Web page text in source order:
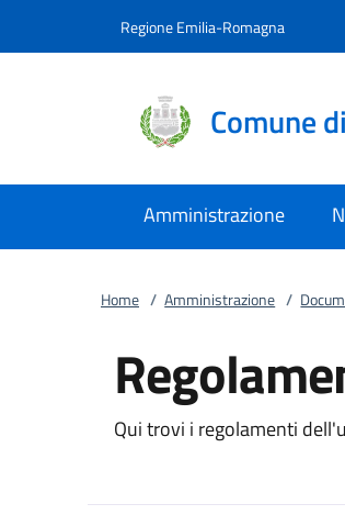
Regione Emilia-Romagna
Comune
Amministrazione
Home / Amministrazione /
Qui trovi i regolamenti